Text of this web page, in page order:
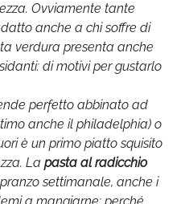
Ovviamente tante
anche a chi soffre di
verdura presenta anche
di motivi per gustarlo
perfetto abbinato ad
anche il philadelphia) o
è un primo piatto squisito
La pasta al radicchio
settimanale, anche i